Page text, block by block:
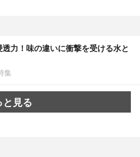
力！味の違いに衝撃を受ける水と
集
と見る